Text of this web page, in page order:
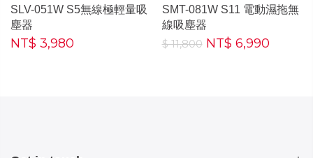
SLV-051W S5無線極輕量吸
塵器
NT$ 3,980
SMT-081W S11 電動濕拖無
線吸塵器
$ 11,800 NT$ 6,990